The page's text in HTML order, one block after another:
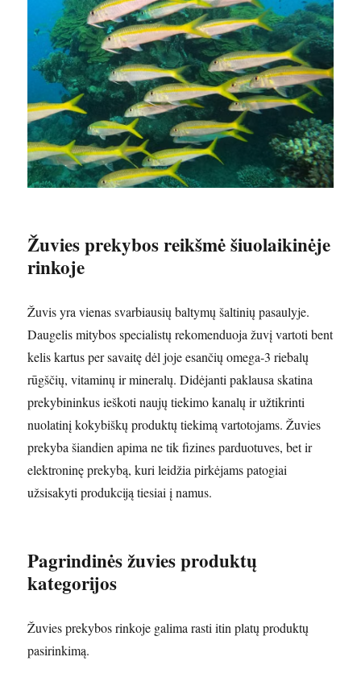
Žuvies prekybos reikšmė šiuolaikinėje
rinkoje
Žuvis yra vienas svarbiausių baltymų šaltinių pasaulyje.
Daugelis mitybos specialistų rekomenduoja žuvį vartoti bent
kelis kartus per savaitę dėl joje esančių omega-3 riebalų
rūgščių, vitaminų ir mineralų. Didėjanti paklausa skatina
prekybininkus ieškoti naujų tiekimo kanalų ir užtikrinti
nuolatinį kokybiškų produktų tiekimą vartotojams. Žuvies
prekyba šiandien apima ne tik fizines parduotuves, bet ir
elektroninę prekybą, kuri leidžia pirkėjams patogiai
užsisakyti produkciją tiesiai į namus.
Pagrindinės žuvies produktų
kategorijos
Žuvies prekybos rinkoje galima rasti itin platų produktų
pasirinkimą.